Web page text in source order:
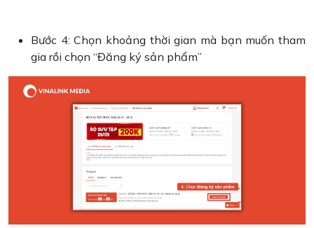
Bước 4: Chọn khoảng thời gian mà bạn muốn tham
gia rồi chọn “Đăng ký sản phẩm”